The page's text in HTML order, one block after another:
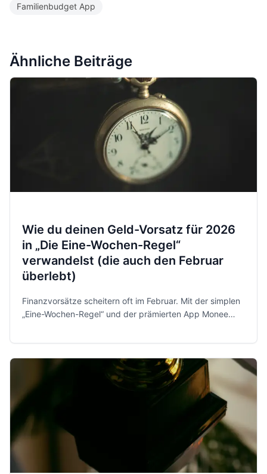
Familienbudget App
Ähnliche Beiträge
Wie du deinen Geld-Vorsatz für 2026
in „Die Eine-Wochen-Regel“
verwandelst (die auch den Februar
überlebt)
Finanzvorsätze scheitern oft im Februar. Mit der simplen
„Eine-Wochen-Regel“ und der prämierten App Monee